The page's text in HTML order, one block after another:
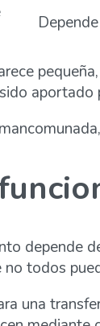
aportado
depende
no todos
una